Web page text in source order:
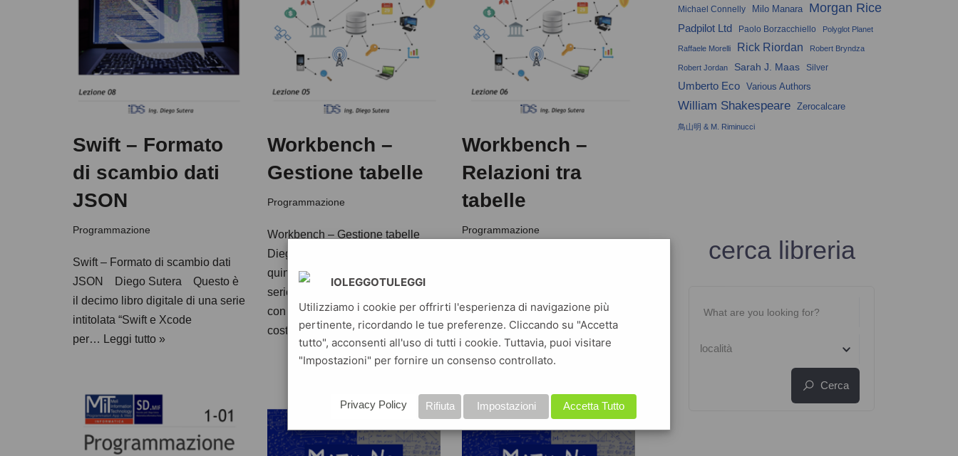
Swift – Formato
di scambio dati
JSON
Programmazione
Swift – Formato di scambio dati
JSON Diego Sutera Questo è
il decimo libro digitale di una serie
intitolata “Swift e Xcode
per… Leggi tutto »
Workbench –
Gestione tabelle
Programmazione
Workbench – Gestione tabelle
Diego Sutera Questo è il
quindicesimo libro digitale di una
serie intitolata “Programmazione
con Python MySQL e Workbench”
costituita…Leggi tutto »
Workbench –
Relazioni tra
tabelle
Programmazione
sedicesimo libro digitale di una
serie intitolata “Programmazione
con Python MySQL e
Workbench”…Leggi tutto »
Michael Connelly Milo Manara Morgan Rice
Padpilot Ltd Paolo Borzacchiello Polyglot Planet
Raffaele Morelli Rick Riordan Robert Bryndza
Robert Jordan Sarah J. Maas Silver
Umberto Eco Various Authors
William Shakespeare Zerocalcare
鳥山明 & M. Riminucci
cerca libreria
località
Cerca
IOLEGGOTULEGGI
Utilizziamo i cookie per offrirti l'esperienza di navigazione più
pertinente, ricordando le tue preferenze. Cliccando su "Accetta
tutto", acconsenti all'uso di tutti i cookie. Tuttavia, puoi visitare
"Impostazioni" per fornire un consenso controllato.
Accetta Tutto
Impostazioni
Rifiuta
Privacy Policy